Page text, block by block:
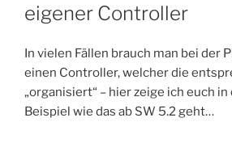
eigener Controller
In vielen Fällen brauch man bei der
einen Controller, welcher die
„organisiert“ – hier zeige ich euch
Beispiel wie das ab SW 5.2 geht…